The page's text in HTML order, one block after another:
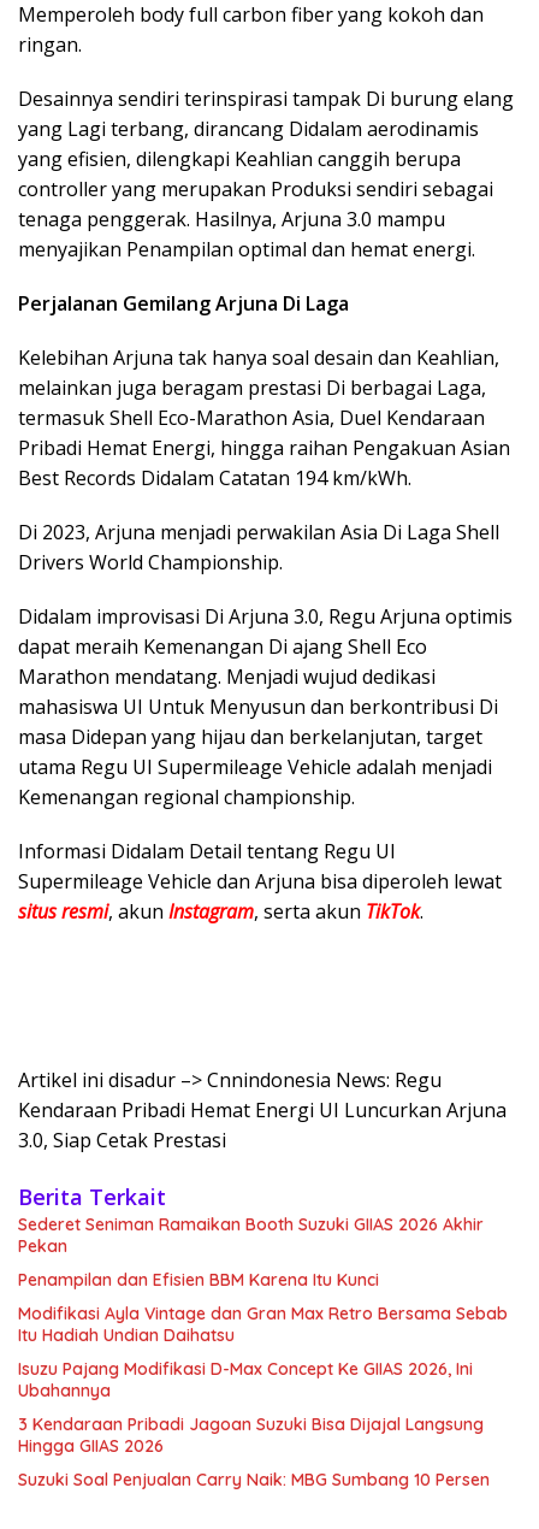
Memperoleh body full carbon fiber yang kokoh dan
ringan.
Desainnya sendiri terinspirasi tampak Di burung elang
yang Lagi terbang, dirancang Didalam aerodinamis
yang efisien, dilengkapi Keahlian canggih berupa
controller yang merupakan Produksi sendiri sebagai
tenaga penggerak. Hasilnya, Arjuna 3.0 mampu
menyajikan Penampilan optimal dan hemat energi.
Perjalanan Gemilang Arjuna Di Laga
Kelebihan Arjuna tak hanya soal desain dan Keahlian,
melainkan juga beragam prestasi Di berbagai Laga,
termasuk Shell Eco-Marathon Asia, Duel Kendaraan
Pribadi Hemat Energi, hingga raihan Pengakuan Asian
Best Records Didalam Catatan 194 km/kWh.
Di 2023, Arjuna menjadi perwakilan Asia Di Laga Shell
Drivers World Championship.
Didalam improvisasi Di Arjuna 3.0, Regu Arjuna optimis
dapat meraih Kemenangan Di ajang Shell Eco
Marathon mendatang. Menjadi wujud dedikasi
mahasiswa UI Untuk Menyusun dan berkontribusi Di
masa Didepan yang hijau dan berkelanjutan, target
utama Regu UI Supermileage Vehicle adalah menjadi
Kemenangan regional championship.
Informasi Didalam Detail tentang Regu UI
Supermileage Vehicle dan Arjuna bisa diperoleh lewat
situs resmi, akun Instagram, serta akun TikTok.
Artikel ini disadur –> Cnnindonesia News: Regu
Kendaraan Pribadi Hemat Energi UI Luncurkan Arjuna
3.0, Siap Cetak Prestasi
Berita Terkait
Sederet Seniman Ramaikan Booth Suzuki GIIAS 2026 Akhir
Pekan
Penampilan dan Efisien BBM Karena Itu Kunci
Modifikasi Ayla Vintage dan Gran Max Retro Bersama Sebab
Itu Hadiah Undian Daihatsu
Isuzu Pajang Modifikasi D-Max Concept Ke GIIAS 2026, Ini
Ubahannya
3 Kendaraan Pribadi Jagoan Suzuki Bisa Dijajal Langsung
Hingga GIIAS 2026
Suzuki Soal Penjualan Carry Naik: MBG Sumbang 10 Persen